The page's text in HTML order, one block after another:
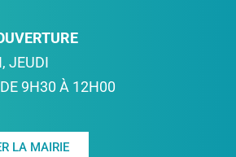
JEUDI
9H30 À 12H00
LA MAIRIE